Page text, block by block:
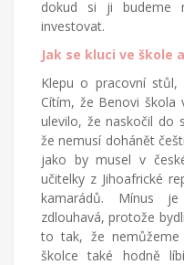
dokud si ji budeme
investovat.
Jak se kluci ve škole
Klepu o pracovní
Cítím, že Benovi škola
ulevilo, že naskočil do
že nemusí dohánět
jako by musel v
učitelky z Jihoafrické
kamarádů. Mínus
zdlouhavá, protože
to tak, že
školce také hodně